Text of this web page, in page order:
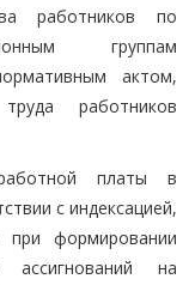
работников по
группам
актом,
работников
платы в
с индексацией,
при формировании
на